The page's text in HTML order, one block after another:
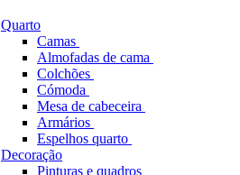
Quarto
Camas
Almofadas de cama
Colchões
Cómoda
Mesa de cabeceira
Armários
Espelhos quarto
Decoração
Pinturas e quadros